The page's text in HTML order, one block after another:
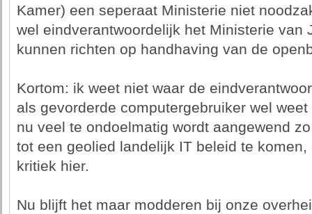
Kamer) een seperaat Ministerie niet
wel eindverantwoordelijk het Ministerie van
kunnen richten op handhaving van de
Kortom: ik weet niet waar de
als gevorderde computergebruiker wel
nu veel te ondoelmatig wordt aangewend
tot een geolied landelijk IT beleid te
kritiek hier.
Nu blijft het maar modderen bij onze